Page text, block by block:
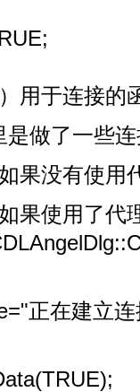
于连接的
了一些连
没有使用代
使用了代
正在建立